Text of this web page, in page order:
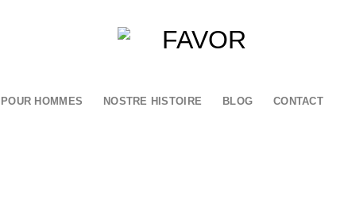
POUR HOMMES NOSTRE HISTOIRE BLOG CONTACT